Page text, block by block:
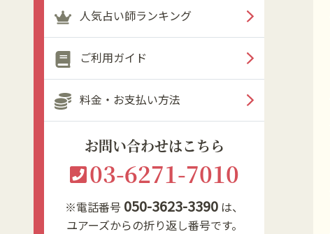
人気占い師ランキング
ご利用ガイド
料金・お支払い方法
お問い合わせはこちら
03-6271-7010
※電話番号 050-3623-3390 は、
ユアーズからの折り返し番号です。